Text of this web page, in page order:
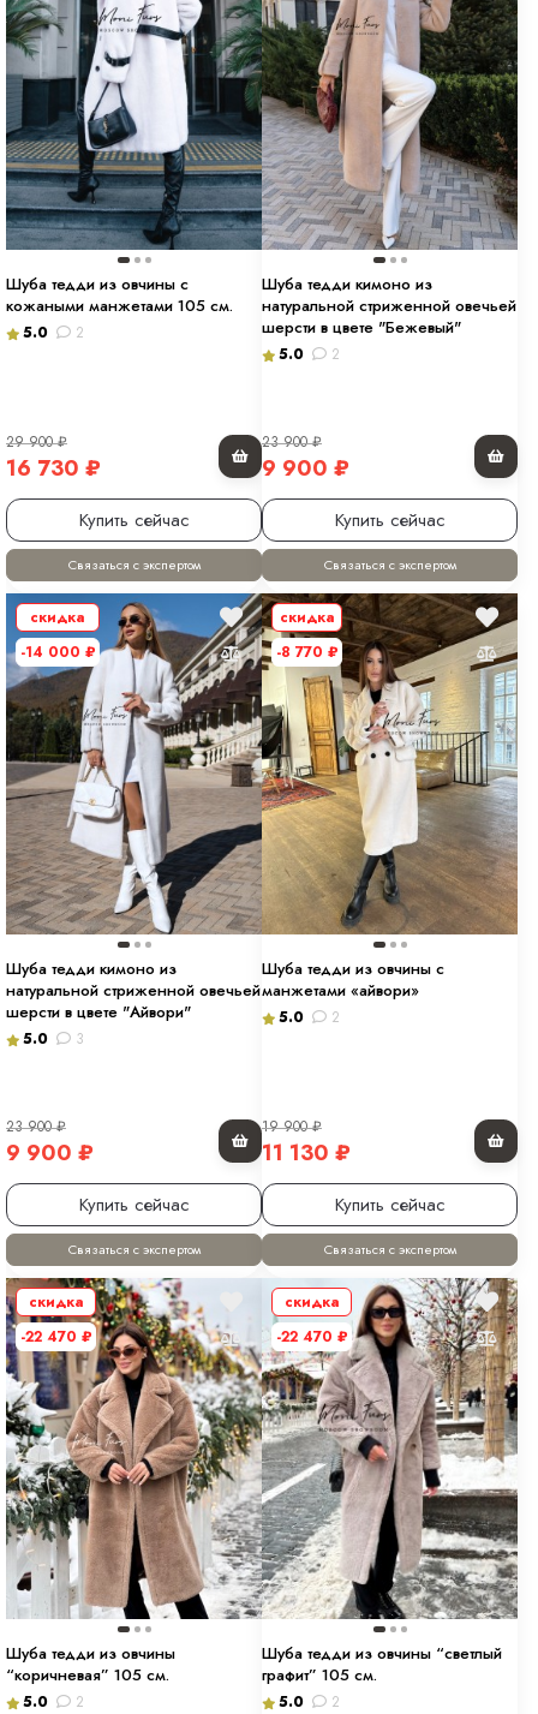
Шуба тедди из овчины с
кожаными манжетами 105 см.
5.0 2
29 900₽
16 730 ₽
Купить сейчас
Связаться с экспертом
Шуба тедди кимоно из
натуральной стриженной овечьей
шерсти в цвете "Бежевый"
5.0 2
23 900₽
9 900 ₽
Купить сейчас
Связаться с экспертом
скидка
-14 000 ₽
Шуба тедди кимоно из
натуральной стриженной овечьей
шерсти в цвете "Айвори"
5.0 3
23 900₽
9 900 ₽
Купить сейчас
Связаться с экспертом
скидка
-8 770 ₽
Шуба тедди из овчины с
манжетами «айвори»
5.0 2
19 900₽
11 130 ₽
Купить сейчас
Связаться с экспертом
скидка
-22 470 ₽
Шуба тедди из овчины
“коричневая” 105 см.
5.0 2
скидка
-22 470 ₽
Шуба тедди из овчины “светлый
графит” 105 см.
5.0 2